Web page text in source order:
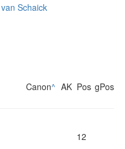
Schaick
Canon^ AK Pos gPos
12